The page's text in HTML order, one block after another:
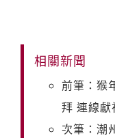
相關新聞
前筆：猴
拜 連線獻
次筆：潮